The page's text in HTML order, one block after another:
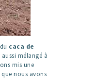
caca de
mélangé à
mis une
nous avons